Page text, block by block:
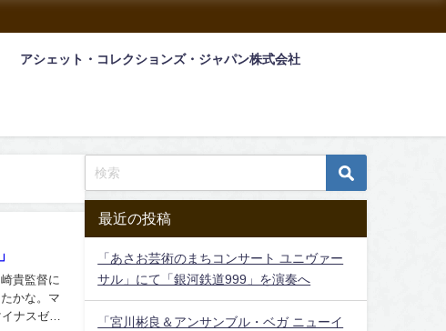
アシェット・コレクションズ・ジャパン株式会社
貴監督に
かな。マ
ナスゼロ
最近の投稿
「あさお芸術のまちコンサート ユニヴァー
サル」にて「銀河鉄道999」を演奏へ
「宮川彬良＆アンサンブル・ベガ ニューイ